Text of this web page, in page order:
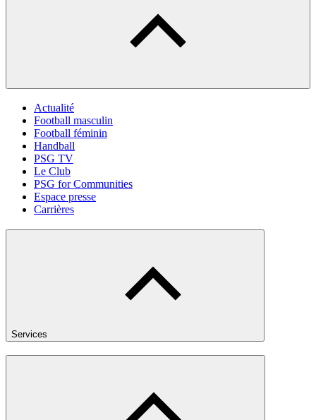
Actualité
Football masculin
Football féminin
Handball
PSG TV
Le Club
PSG for Communities
Espace presse
Carrières
Services